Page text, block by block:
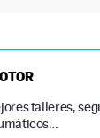
talleres,